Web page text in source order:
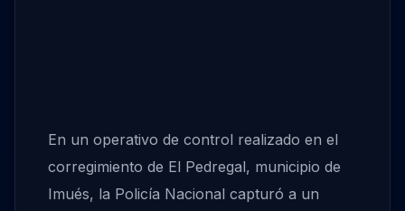
En un operativo de control realizado en el
corregimiento de El Pedregal, municipio de
Imués, la Policía Nacional capturó a un